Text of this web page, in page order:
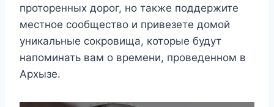
проторенных дорог, но также поддержите
местное сообщество и привезете домой
уникальные сокровища, которые будут
напоминать вам о времени, проведенном в
Архызе.